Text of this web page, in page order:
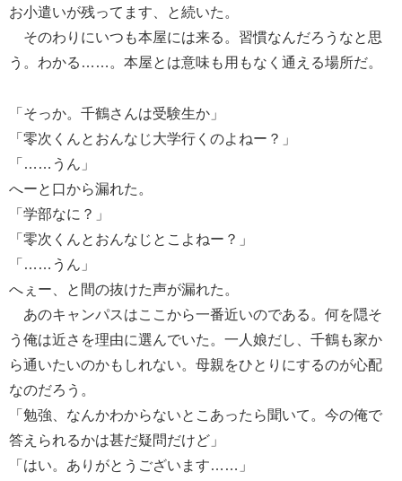
お小遣いが残ってます、と続いた。
そのわりにいつも本屋には来る。習慣なんだろうなと思
う。わかる……。本屋とは意味も用もなく通える場所だ。
「そっか。千鶴さんは受験生か」
「零次くんとおんなじ大学行くのよねー？」
「……うん」
へーと口から漏れた。
「学部なに？」
「零次くんとおんなじとこよねー？」
「……うん」
へぇー、と間の抜けた声が漏れた。
あのキャンパスはここから一番近いのである。何を隠そ
う俺は近さを理由に選んでいた。一人娘だし、千鶴も家か
ら通いたいのかもしれない。母親をひとりにするのが心配
なのだろう。
「勉強、なんかわからないとこあったら聞いて。今の俺で
答えられるかは甚だ疑問だけど」
「はい。ありがとうございます……」